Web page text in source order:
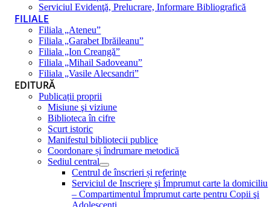
Serviciul Evidenţă, Prelucrare, Informare Bibliografică
FILIALE
Filiala „Ateneu”
Filiala „Garabet Ibrăileanu”
Filiala „Ion Creangă”
Filiala „Mihail Sadoveanu”
Filiala „Vasile Alecsandri”
EDITURĂ
Publicații proprii
Misiune şi viziune
Biblioteca în cifre
Scurt istoric
Manifestul bibliotecii publice
Coordonare și îndrumare metodică
Sediul central
Centrul de înscrieri și referințe
Serviciul de Inscriere şi Împrumut carte la domiciliu
– Compartimentul Împrumut carte pentru Copii şi
Adolescenţi